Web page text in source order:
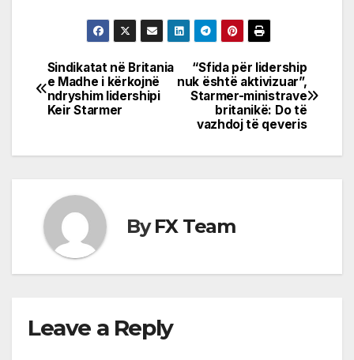
Post
navigation
“Sfida për lidership
nuk është aktivizuar”,
Starmer-ministrave
britanikë: Do të
vazhdoj të qeveris
Sindikatat në Britania
e Madhe i kërkojnë
ndryshim lidershipi
Keir Starmer
ByFX Team
Leave a Reply